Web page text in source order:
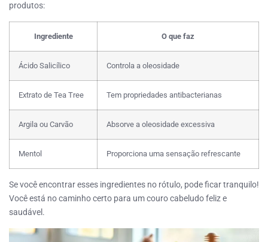
produtos:
Ingrediente O que faz
Ácido Salicílico Controla a oleosidade
Extrato de Tea Tree Tem propriedades antibacterianas
Argila ou Carvão Absorve a oleosidade excessiva
Mentol Proporciona uma sensação refrescante
Se você encontrar esses ingredientes no rótulo, pode ficar tranquilo!
Você está no caminho certo para um couro cabeludo feliz e
saudável.